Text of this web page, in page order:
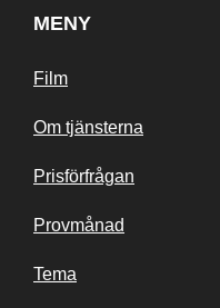
MENY
Film
Om tjänsterna
Prisförfrågan
Provmånad
Tema